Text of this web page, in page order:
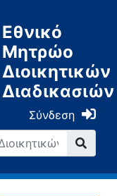
Εθνικό
Μητρώο
Διοικητικών
Διαδικασιών
Σύνδεση